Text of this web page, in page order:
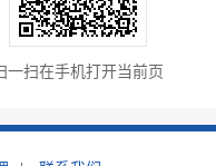
一扫在手机打开当前页